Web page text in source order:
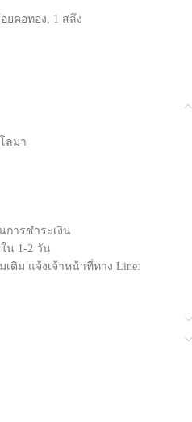
ยคอทอง, 1 สลึง
ลมา
การชำระเงิน
น 1-2 วัน
ติม แจ้งเจ้าหน้าที่ทาง Line: